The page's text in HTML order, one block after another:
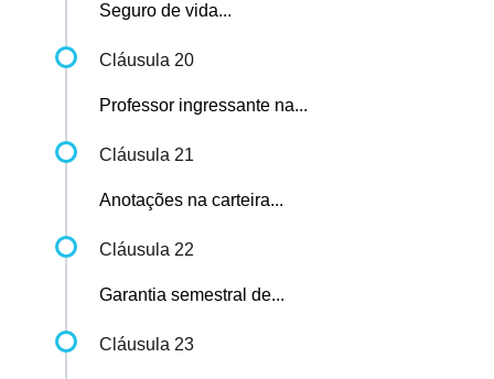
Seguro de vida...
Cláusula 20
Professor ingressante na...
Cláusula 21
Anotações na carteira...
Cláusula 22
Garantia semestral de...
Cláusula 23